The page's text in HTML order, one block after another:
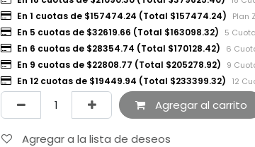
En 1 cuotas de $157474.24 (Total $157474.24) Plan Z
En 5 cuotas de $32619.66 (Total $163098.32) 5
En 6 cuotas de $28354.74 (Total $170128.42) 6
En 9 cuotas de $22808.77 (Total $205278.92) 9
En 12 cuotas de $19449.94 (Total $233399.32) 12
Agregar al carrito
Agregar a la lista de deseos